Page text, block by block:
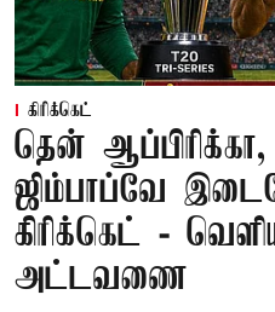
கிரிக்கெட்
தென் ஆப்பிரிக்கா,
ஜிம்பாப்வே
கிரிக்கெட் -
அட்டவணை